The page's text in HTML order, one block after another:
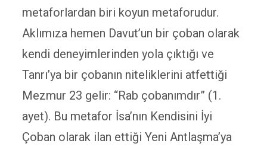
metaforlardan biri koyun metaforudur.
Aklımıza hemen Davut’un bir çoban olarak
kendi deneyimlerinden yola çıktığı ve
Tanrı’ya bir çobanın niteliklerini atfettiği
Mezmur 23 gelir: “Rab çobanımdır” (1.
ayet). Bu metafor İsa’nın Kendisini İyi
Çoban olarak ilan ettiği Yeni Antlaşma’ya